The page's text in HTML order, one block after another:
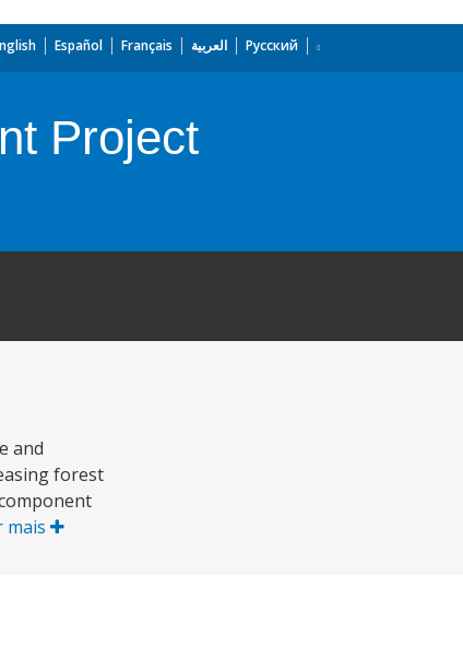
Español Français العربية Русский
Project
and
forest
mais